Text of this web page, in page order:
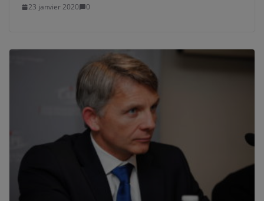
23 janvier 2020 0